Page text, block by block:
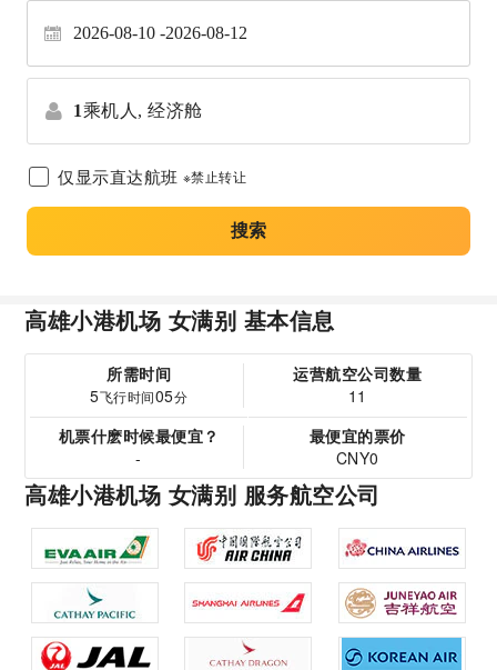
2026-08-10 2026-08-12
1乘机人, 经济舱
仅显示直达航班 ※禁止转让
搜索
高雄小港机场 女满别 基本信息
所需时间
5飞行时间05分
运营航空公司数量
11
机票什麽时候最便宜？
-
最便宜的票价
CNY0
高雄小港机场 女满别 服务航空公司